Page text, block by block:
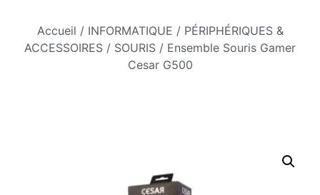
Accueil / INFORMATIQUE / PÉRIPHÉRIQUES &
ACCESSOIRES / SOURIS / Ensemble Souris Gamer
Cesar G500